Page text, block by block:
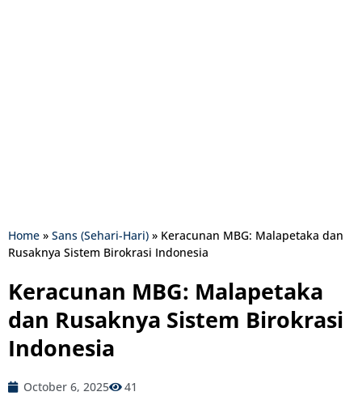
Home » Sans (Sehari-Hari) » Keracunan MBG: Malapetaka dan
Rusaknya Sistem Birokrasi Indonesia
Keracunan MBG: Malapetaka
dan Rusaknya Sistem Birokrasi
Indonesia
October 6, 2025 41